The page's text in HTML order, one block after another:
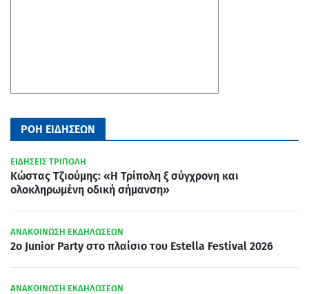
ΡΟΗ ΕΙΔΗΣΕΩΝ
ΕΙΔΗΣΕΙΣ ΤΡΙΠΟΛΗ
Κώστας Τζιούμης: «Η Τρίπολη ξ σύγχρονη και
ολοκληρωμένη οδική σήμανση»
ΑΝΑΚΟΙΝΩΣΗ ΕΚΔΗΛΩΣΕΩΝ
2ο Junior Party στο πλαίσιο του Estella Festival 2026
ΑΝΑΚΟΙΝΩΣΗ ΕΚΔΗΛΩΣΕΩΝ